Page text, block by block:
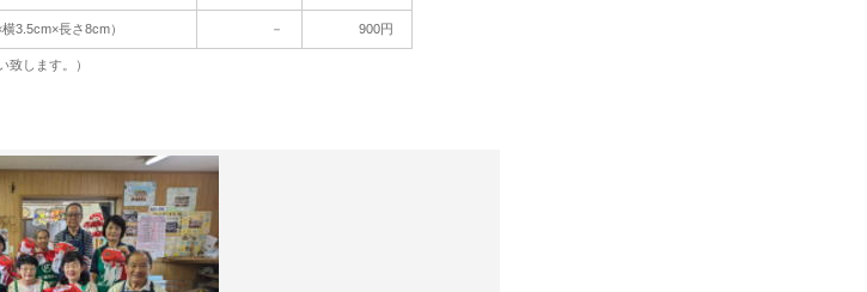
3.5cm×長さ8cm） － 900円
します。）